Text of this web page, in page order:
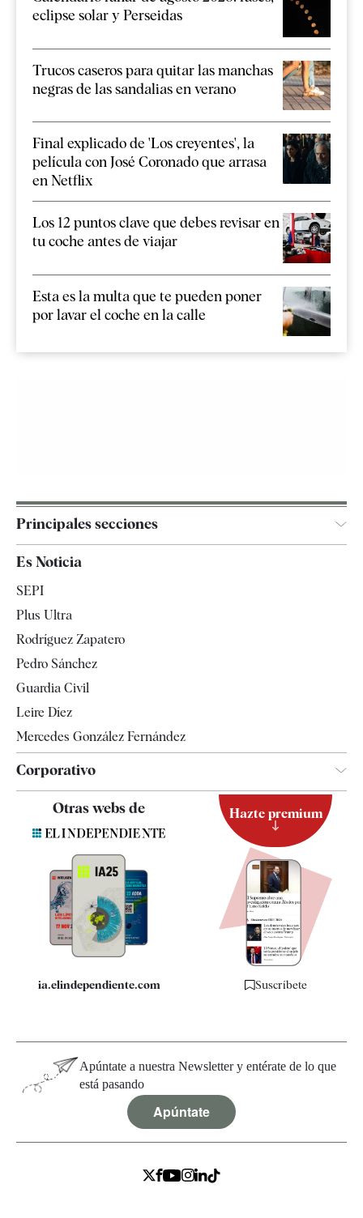
eclipse solar y Perseidas
Trucos caseros para quitar las manchas
negras de las sandalias en verano
Final explicado de 'Los creyentes', la
película con José Coronado que arrasa
en Netflix
Los 12 puntos clave que debes revisar en
tu coche antes de viajar
Esta es la multa que te pueden poner
por lavar el coche en la calle
Principales secciones
España
Televisión
Es Noticia
SEPI
Plus Ultra
Rodríguez Zapatero
Pedro Sánchez
Guardia Civil
Leire Díez
Mercedes González Fernández
Corporativo
Contacto
Quiénes somos
Especificaciones
Otras webs de
ia.elindependiente.com
Hazte premium
Suscríbete
Apúntate a nuestra Newsletter y entérate de lo que
está pasando
Apúntate